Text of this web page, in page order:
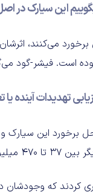
بگوییم این سیارک
می‌کنند،
است. فیشر-گود
تهدیدات آینده
کردند که